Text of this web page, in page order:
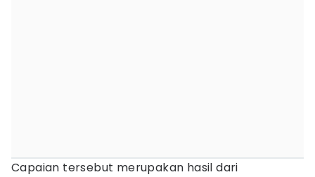
Capaian tersebut merupakan hasil dari